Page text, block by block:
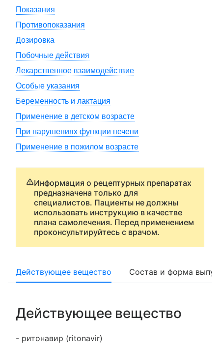
Показания
Противопоказания
Дозировка
Побочные действия
Лекарственное взаимодействие
Особые указания
Беременность и лактация
Применение в детском возрасте
При нарушениях функции печени
Применение в пожилом возрасте
Информация о рецептурных препаратах
предназначена только для
специалистов. Пациенты не должны
использовать инструкцию в качестве
плана самолечения. Перед применением
проконсультируйтесь с врачом.
Действующее вещество Состав и форма
Действующее вещество
- ритонавир (ritonavir)